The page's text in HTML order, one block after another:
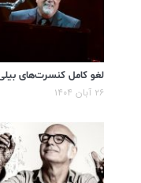
لغو کامل کنسرت‌های
۲۶ آبان ۱۴۰۴